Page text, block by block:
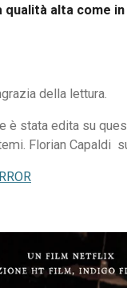
qualità alta come
della lettura.
è stata edita su
Florian Capaldi